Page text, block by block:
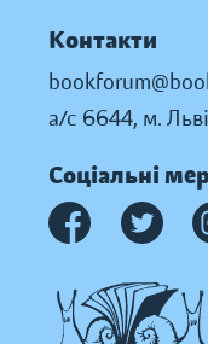
Контакти
а/с 6644, м.
Соціальні